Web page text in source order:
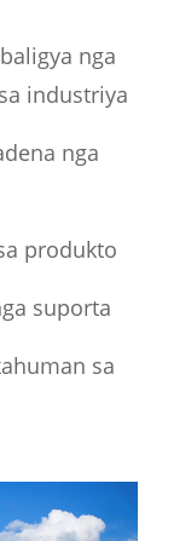
nga
industriya
nga
produkto
suporta
sa